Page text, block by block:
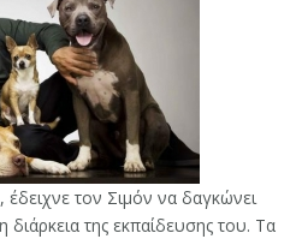
τον Σιμόν να δαγκώνει
διάρκεια της εκπαίδευσης του. Τα